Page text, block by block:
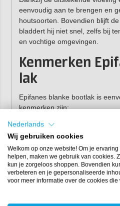
eenvoudig aan te brengen en
houtsoorten. Bovendien blijft
bladdert hij niet snel, zelfs bij
en vochtige omgevingen.
Kenmerken
lak
Epifanes blanke bootlak is
kenmerken zijn:
1-component bootlak.
Zeer hoge uv-bestendigheid.
Hoog elastisch vermogen.
Langdurig glansbehoud.
Toepassingen
Nederlands
Wij gebruiken cookies
Welkom op onze website! Om je
helpen, maken we gebruik van cookies.
kun je zorgeloos shoppen. Bovendien
verbeteren en je gepersonaliseerde
voor meer informatie over de cookies